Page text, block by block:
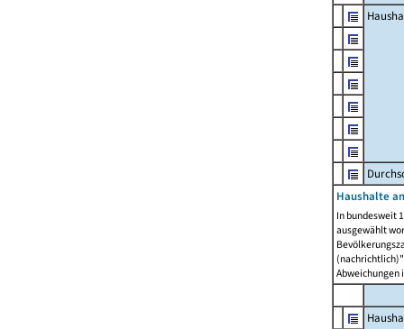
Haushalte
In bundesweit
ausgewählt
Abweichungen